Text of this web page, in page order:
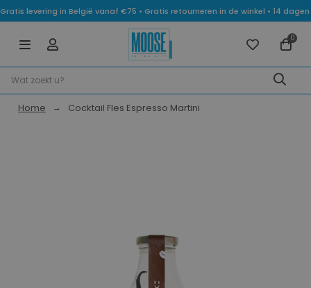
Gratis levering in België vanaf €75 • Gratis retourneren in de winkel • 14
0
Home Cocktail Fles Espresso Martini